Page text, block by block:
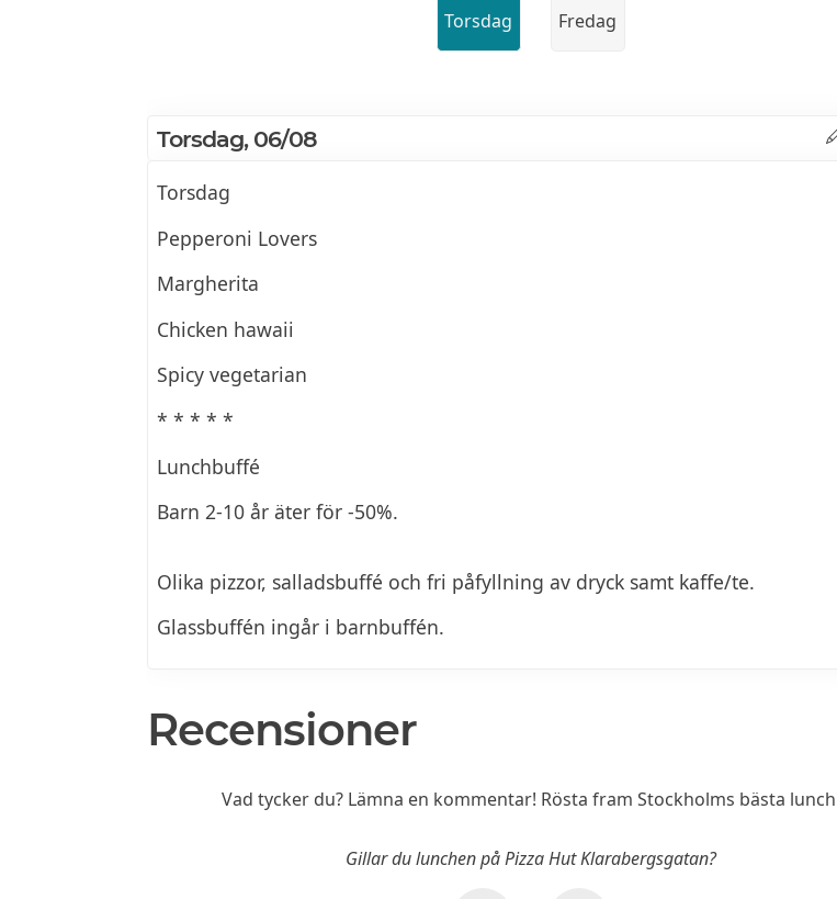
Torsdag Fredag
Torsdag, 06/08
Torsdag
Pepperoni Lovers
Margherita
Chicken hawaii
Spicy vegetarian
* * * * *
Lunchbuffé
Barn 2-10 år äter för -50%.
Olika pizzor, salladsbuffé och fri påfyllning av dryck samt kaffe/te.
Glassbuffén ingår i barnbuffén.
Recensioner
Vad tycker du? Lämna en kommentar! Rösta fram Stockholms bästa
Gillar du lunchen på Pizza Hut Klarabergsgatan?